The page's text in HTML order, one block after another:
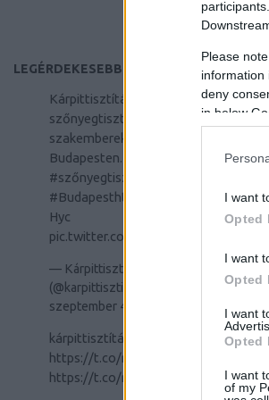
Please
information
deny
in below
I want
Opted
I want
Opted
I want
Opted
I want
of my
LEGÉRDEKESEBB TWITTER OLDALAK
Kárpittisztítás és
szőnyegtisztítás profi
szakemberek segítségével
Budapesten.
#szőnyegtisztítás
#Budapesthttps://t.co/JtlsNBM
Hyc
pic.twitter.com/WOZju5oPEK
— Kárpittisztítás Budapest
(@karpittisztitas)
szeptember 4.
kárpittisztítás
https://t.co/r6Ck7uOzSO
https://t.co/r6Ck7uOzSO